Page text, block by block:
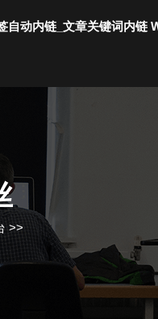
动内链_文章关键词内链
>>